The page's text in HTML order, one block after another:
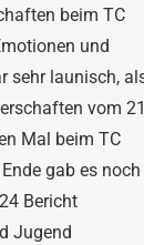
beim TC
und
sehr launisch,
vom
Mal beim TC
gab es noch
Bericht
Jugend